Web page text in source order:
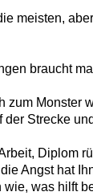
meisten,
braucht
zum Monster
Strecke
Diplom
Angst hat
was hilft